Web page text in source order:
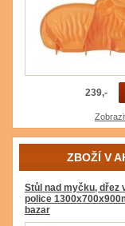
239,-
ZBOŽÍ V
Stůl nad myčku, dřez
police
bazar